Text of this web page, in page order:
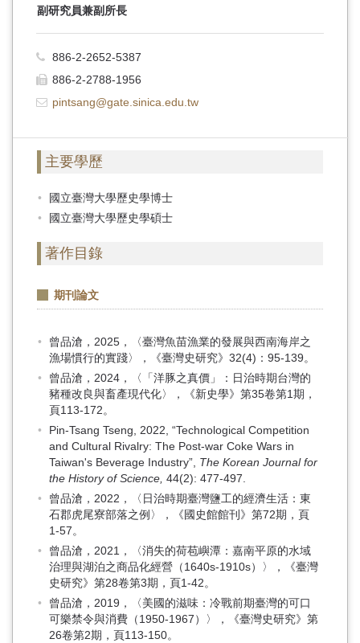
副研究員兼副所長
886-2-2652-5387
886-2-2788-1956
pintsang@gate.sinica.edu.tw
主要學歷
國立臺灣大學歷史學博士
國立臺灣大學歷史學碩士
著作目錄
期刊論文
曾品滄，2025，〈臺灣魚苗漁業的發展與西南海岸之
漁場慣行的實踐〉，《臺灣史研究》32(4)：95-139。
曾品滄，2024，〈「洋豚之真價」：日治時期台灣的
豬種改良與畜產現代化〉，《新史學》第35卷第1期，
頁113-172。
Pin-Tsang Tseng, 2022, “Technological Competition
and Cultural Rivalry: The Post-war Coke Wars in
Taiwan's Beverage Industry”, The Korean Journal for
the History of Science, 44(2): 477-497.
曾品滄，2022，〈日治時期臺灣鹽工的經濟生活：東
石郡虎尾寮部落之例〉，《國史館館刊》第72期，頁
1-57。
曾品滄，2021，〈消失的荷苞嶼潭：嘉南平原的水域
治理與湖泊之商品化經營（1640s-1910s）〉，《臺灣
史研究》第28卷第3期，頁1-42。
曾品滄，2019，〈美國的滋味：冷戰前期臺灣的可口
可樂禁令與消費（1950-1967）〉，《臺灣史研究》第
26卷第2期，頁113-150。